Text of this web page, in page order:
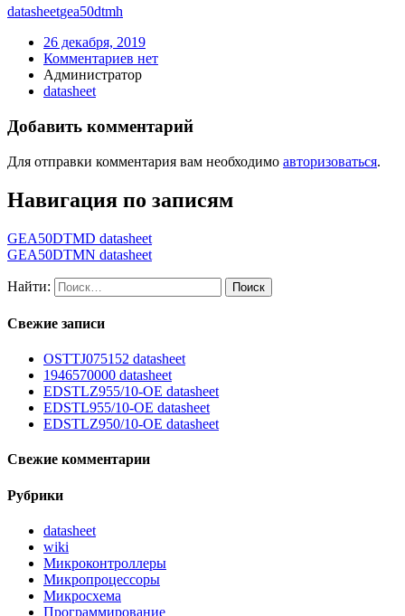
datasheetgea50dtmh
26 декабря, 2019
Комментариев нет
Администратор
datasheet
Добавить комментарий
Для отправки комментария вам необходимо авторизоваться.
Навигация по записям
GEA50DTMD datasheet
GEA50DTMN datasheet
Найти:
Свежие записи
OSTTJ075152 datasheet
1946570000 datasheet
EDSTLZ955/10-OE datasheet
EDSTL955/10-OE datasheet
EDSTLZ950/10-OE datasheet
Свежие комментарии
Рубрики
datasheet
wiki
Микроконтроллеры
Микропроцессоры
Микросхема
Программирование